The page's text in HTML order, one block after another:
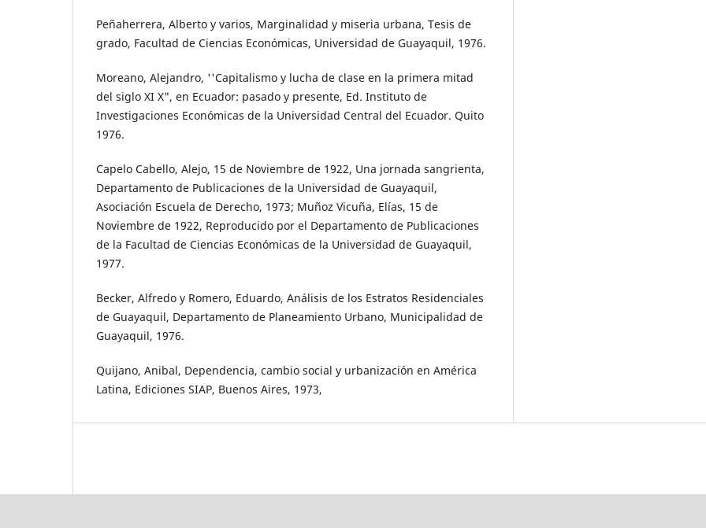
Peñaherrera, Alberto y varios, Marginalidad y miseria urbana, Tesis de
grado, Facultad de Ciencias Económicas, Universidad de Guayaquil, 1976.
Moreano, Alejandro, ''Capitalismo y lucha de clase en la primera mitad
del siglo XI X", en Ecuador: pasado y presente, Ed. Instituto de
Investigaciones Económicas de la Universidad Central del Ecuador. Quito
1976.
Capelo Cabello, Alejo, 15 de Noviembre de 1922, Una jornada sangrienta,
Departamento de Publicaciones de la Universidad de Guayaquil,
Asociación Escuela de Derecho, 1973; Muñoz Vicuña, Elías, 15 de
Noviembre de 1922, Reproducido por el Departamento de Publicaciones
de la Facultad de Ciencias Económicas de la Universidad de Guayaquil,
1977.
Becker, Alfredo y Romero, Eduardo, Análisis de los Estratos Residenciales
de Guayaquil, Departamento de Planeamiento Urbano, Municipalidad de
Guayaquil, 1976.
Quijano, Anibal, Dependencia, cambio social y urbanización en América
Latina, Ediciones SIAP, Buenos Aires, 1973,